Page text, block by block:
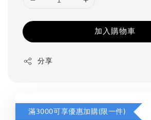
加入購物車
分享
滿3000可享優惠加購(限一件)